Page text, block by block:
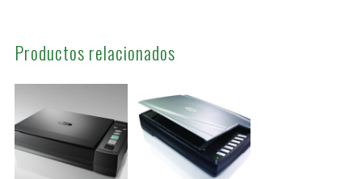
Productos relacionados